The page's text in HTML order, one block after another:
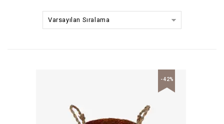
Varsayılan Sıralama
-42%